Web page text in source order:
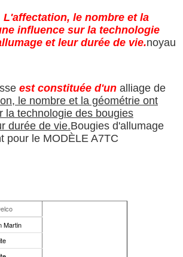
L'affectation, le nombre et la
influence sur la technologie
et leur durée de vie.noyau
est constituée d'un alliage de
le nombre et la géométrie ont
la technologie des bougies
durée de vie.Bougies d'allumage
pour le MODÈLE A7TC
Martin